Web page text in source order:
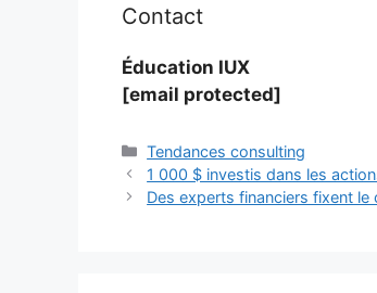
Contact
Éducation IUX
[email protected]
Catégories
Tendances consulting
1 000 $ investis dans les
Des experts financiers fixent le